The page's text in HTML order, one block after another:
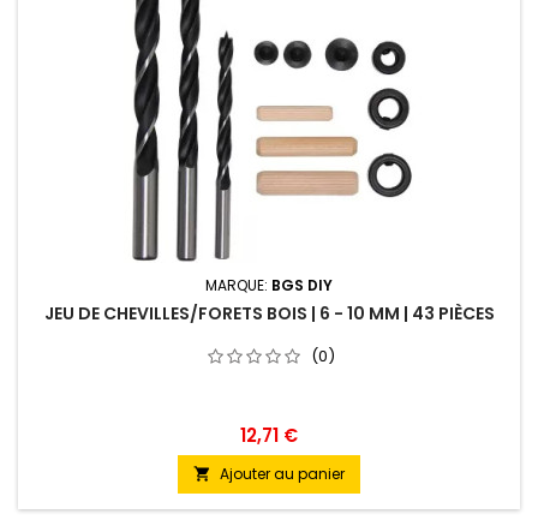
MARQUE: BGS DIY
JEU DE CHEVILLES/FORETS BOIS | 6 - 10 MM | 43 PIÈCES
(0)
12,71 €
 Ajouter au panier